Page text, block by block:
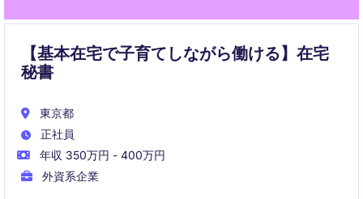
【基本在宅で子育てしながら働ける】在宅
秘書
東京都
正社員
年収 350万円 - 400万円
外資系企業